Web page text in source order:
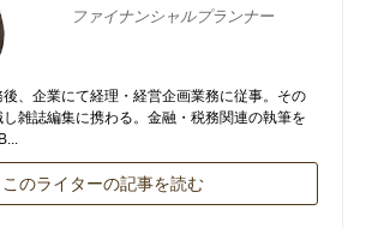
ファイナンシャルプランナー
、企業にて経理・経営企画業務に従事。その
雑誌編集に携わる。金融・税務関連の執筆を
このライターの記事を読む